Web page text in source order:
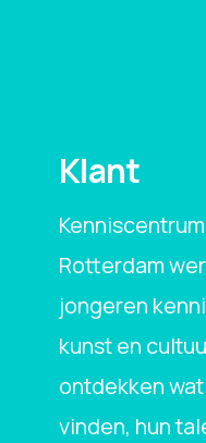
Klant
Rotterdam
jongeren
kunst en
ontdekken
vinden, hun